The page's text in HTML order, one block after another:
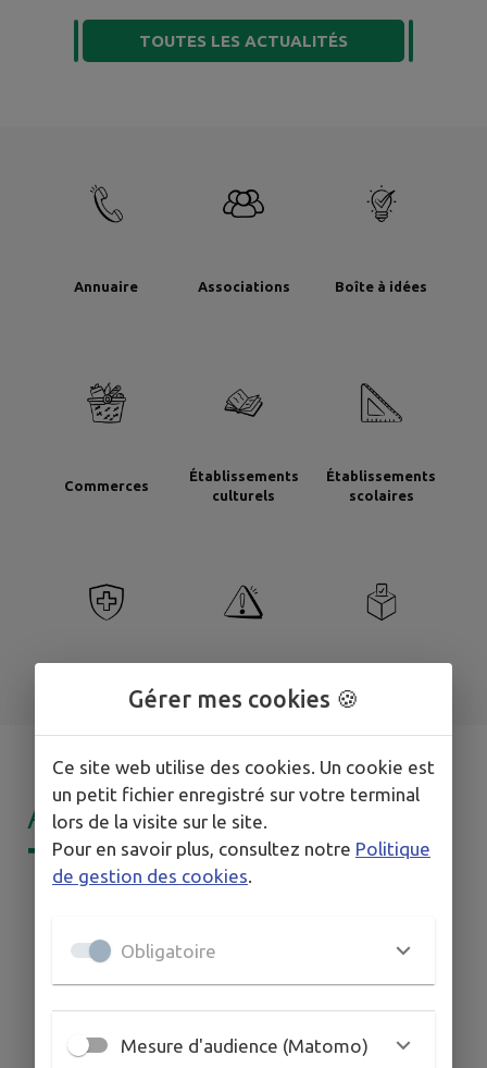
TOUTES LES ACTUALITÉS
Annuaire Associations Boîte à idées
Commerces
Établissements
culturels
Établissements
scolaires
AGENDA DEMON
TERRITOIRE
Gérer mes cookies 🍪
Ce site web utilise des cookies. Un cookie est
un petit fichier enregistré sur votre terminal
lors de la visite sur le site.
Pour en savoir plus, consultez notre Politique
de gestion des cookies.
Obligatoire
Mesure d'audience (Matomo)